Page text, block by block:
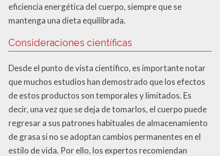
eficiencia energética del cuerpo, siempre que se
mantenga una dieta equilibrada.
Consideraciones científicas
Desde el punto de vista científico, es importante notar
que muchos estudios han demostrado que los efectos
de estos productos son temporales y limitados. Es
decir, una vez que se deja de tomarlos, el cuerpo puede
regresar a sus patrones habituales de almacenamiento
de grasa si no se adoptan cambios permanentes en el
estilo de vida. Por ello, los expertos recomiendan